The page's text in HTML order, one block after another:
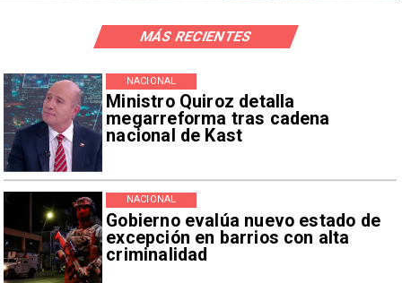
Ministro Quiroz detalla
megarreforma tras cadena
nacional de Kast
NACIONAL
Gobierno evalúa nuevo estado de
excepción en barrios con alta
criminalidad
NACIONAL
MÁS RECIENTES